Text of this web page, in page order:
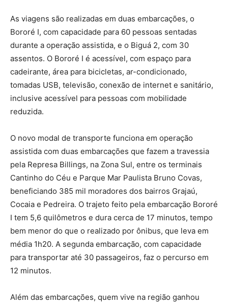
As viagens são realizadas em duas embarcações, o
Bororé I, com capacidade para 60 pessoas sentadas
durante a operação assistida, e o Biguá 2, com 30
assentos. O Bororé I é acessível, com espaço para
cadeirante, área para bicicletas, ar-condicionado,
tomadas USB, televisão, conexão de internet e sanitário,
inclusive acessível para pessoas com mobilidade
reduzida.
O novo modal de transporte funciona em operação
assistida com duas embarcações que fazem a travessia
pela Represa Billings, na Zona Sul, entre os terminais
Cantinho do Céu e Parque Mar Paulista Bruno Covas,
beneficiando 385 mil moradores dos bairros Grajaú,
Cocaia e Pedreira. O trajeto feito pela embarcação Bororé
I tem 5,6 quilômetros e dura cerca de 17 minutos, tempo
bem menor do que o realizado por ônibus, que leva em
média 1h20. A segunda embarcação, com capacidade
para transportar até 30 passageiros, faz o percurso em
12 minutos.
Além das embarcações, quem vive na região ganhou